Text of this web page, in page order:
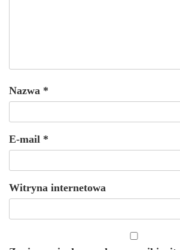
Nazwa *
E-mail *
Witryna internetowa